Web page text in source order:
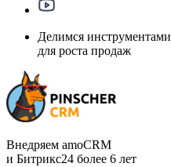
Делимся инструментами
для роста продаж
Внедряем amoCRM
и Битрикс24 более 6 лет